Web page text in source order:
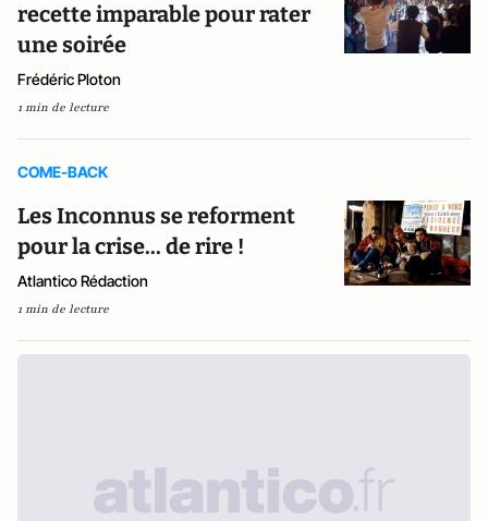
recette imparable pour rater
une soirée
Frédéric Ploton
1 min de lecture
COME-BACK
Les Inconnus se reforment
pour la crise... de rire !
Atlantico Rédaction
1 min de lecture